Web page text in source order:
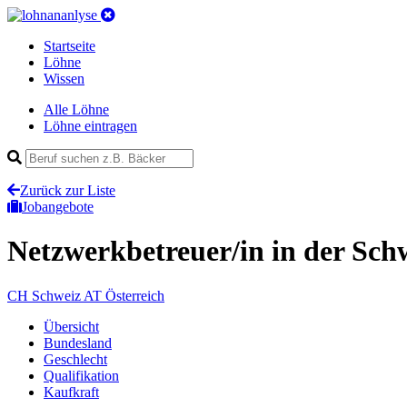
Startseite
Löhne
Wissen
Alle Löhne
Löhne eintragen
Zurück zur Liste
Jobangebote
Netzwerkbetreuer/in in der
CH Schweiz AT Österreich
Übersicht
Bundesland
Geschlecht
Qualifikation
Kaufkraft